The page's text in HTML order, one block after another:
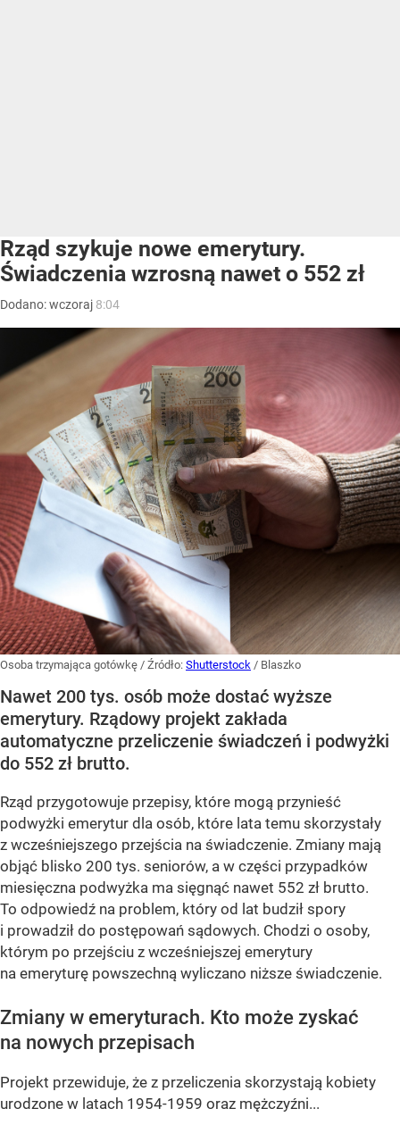
Rząd szykuje nowe emerytury.
Świadczenia wzrosną nawet o 552 zł
Dodano:wczoraj 8:04
Osoba trzymająca gotówkę / Źródło: Shutterstock / Blaszko
Nawet 200 tys. osób może dostać wyższe
emerytury. Rządowy projekt zakłada
automatyczne przeliczenie świadczeń i podwyżki
do 552 zł brutto.
Rząd przygotowuje przepisy, które mogą przynieść
podwyżki emerytur dla osób, które lata temu skorzystały
z wcześniejszego przejścia na świadczenie. Zmiany mają
objąć blisko 200 tys. seniorów, a w części przypadków
miesięczna podwyżka ma sięgnąć nawet 552 zł brutto.
To odpowiedź na problem, który od lat budził spory
i prowadził do postępowań sądowych. Chodzi o osoby,
którym po przejściu z wcześniejszej emerytury
na emeryturę powszechną wyliczano niższe świadczenie.
Zmiany w emeryturach. Kto może zyskać
na nowych przepisach
Projekt przewiduje, że z przeliczenia skorzystają kobiety
urodzone w latach 1954-1959 oraz mężczyźni...